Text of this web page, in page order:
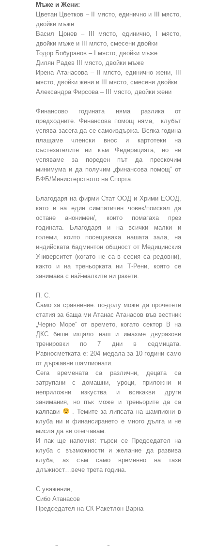
Мъже и Жени:
Цветан Цветков – II място, единично и III място,
двойки мъже
Васил Цонев – III място, единично, I място,
двойки мъже и III място, смесени двойки
Тодор Бобуранов – I място, двойки мъже
Дилян Радев III място, двойки мъже
Ирена Атанасова – II място, единично жени, III
място, двойки жени и III място, смесени двойки
Александра Фирсова – III място, двойки жени
Финансово годината няма разлика от
предходните. Финансова помощ няма, клубът
успява засега да се самоиздържа. Всяка година
плащаме членски внос и картотеки на
състезателите ни към Федерацията, но не
успяваме за пореден път да прескочим
минимума и да получим „финансова помощ“ от
БФБ/Министерството на Спорта.
Благодаря на фирми Стат ООД и Хрими ЕООД,
като и на един симпатичен човек/поискал да
остане анонимен/, които помагаха през
годината. Благодаря и на всички малки и
големи, които посещаваха нашата зала, на
индийската бадминтон общност от Медицинския
Университет (когато не са в сесия са редовни),
както и на треньорката ни Т-Рени, която се
занимава с най-малките ни ракети.
П. С.
Само за сравнение: по-долу може да прочетете
статия за баща ми Атанас Атанасов във вестник
„Черно Море“ от времето, когато сектор В на
ДКС беше изцяло наш и имахме двуразови
тренировки по 7 дни в седмицата.
Равносметката е: 204 медала за 10 години само
от държавни шампионати.
Сега времената са различни, децата са
затрупани с домашни, уроци, приложни и
неприложни изкуства и всякакви други
занимания, но пък може и треньорите да са
калпави
. Темите за липсата на шампиони в
клуба ни и финансирането е много дълга и не
мисля да ви отегчавам.
И пак ще напомня: търси се Председател на
клуба с възможности и желание да развива
клуба, аз съм само временно на тази
длъжност…вече трета година.
С уважение,
Сибо Атанасов
Председател на СК Ракетлон Варна